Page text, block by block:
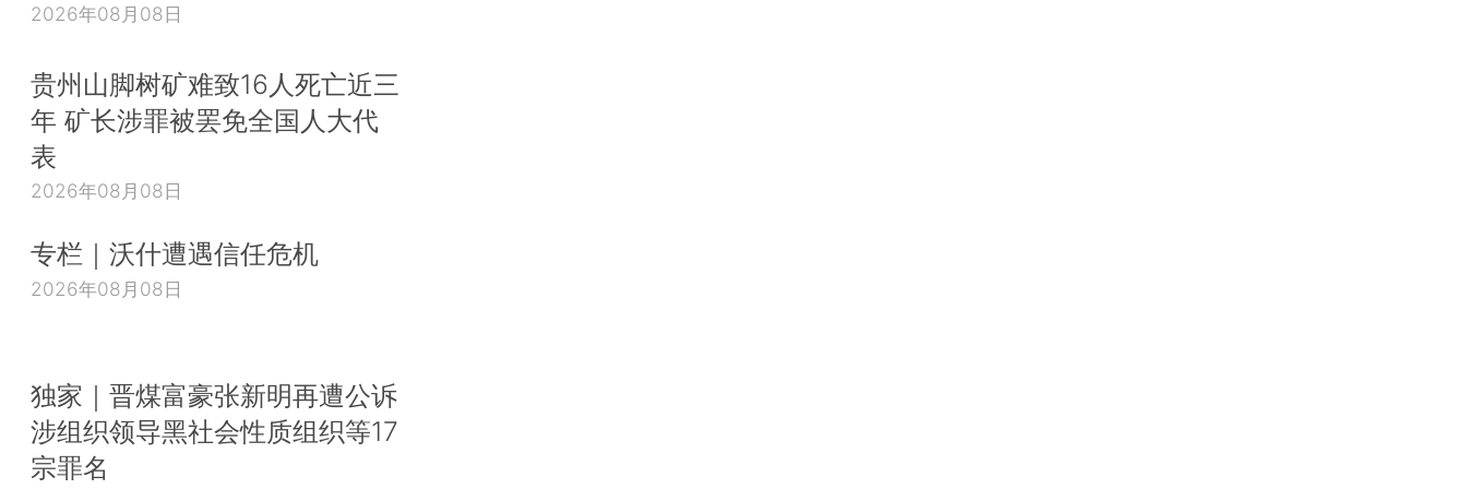
2026年08月08日
贵州山脚树矿难致16人死亡近三
年 矿长涉罪被罢免全国人大代
表
2026年08月08日
专栏｜沃什遭遇信任危机
2026年08月08日
独家｜晋煤富豪张新明再遭公诉
涉组织领导黑社会性质组织等17
宗罪名